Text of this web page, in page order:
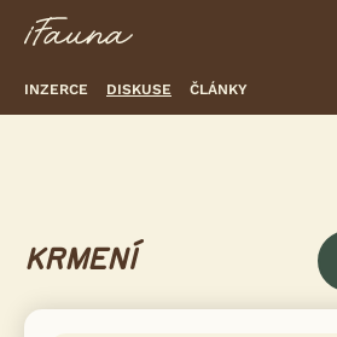
INZERCE DISKUSE ČLÁNKY
KRMENÍ